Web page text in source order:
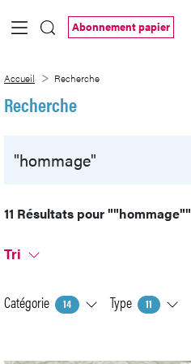
Saut au contenu principal
Abonnement papier
Accueil Recherche
Recherche
11 Résultats pour""hommage""
Tri
Catégorie 14 Type 11